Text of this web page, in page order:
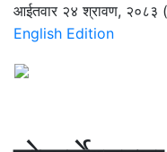
आईतवार २४ श्रावण,
English Edition